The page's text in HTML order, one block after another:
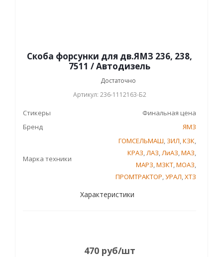
Скоба форсунки для дв.ЯМЗ 236, 238,
7511 / Автодизель
Достаточно
Артикул: 236-1112163-Б2
Стикеры
Финальная цена
Бренд
ЯМЗ
Марка техники
ГОМСЕЛЬМАШ, ЗИЛ,КЗК,
КРАЗ,ЛАЗ,ЛиАЗ,МАЗ,
МАРЗ,МЗКТ,МОАЗ,
ПРОМТРАКТОР,УРАЛ,ХТЗ
Характеристики
470 руб/шт